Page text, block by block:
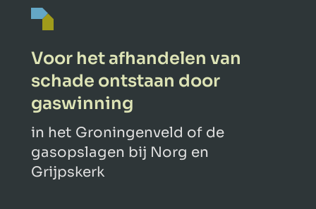
Voor het afhandelen van
schade ontstaan door
gaswinning
in het Groningenveld of de
gasopslagen bij Norg en
Grijpskerk